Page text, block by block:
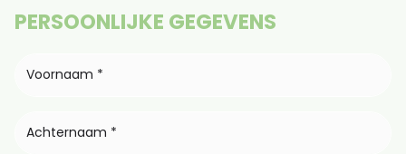
PERSOONLIJKE GEGEVENS